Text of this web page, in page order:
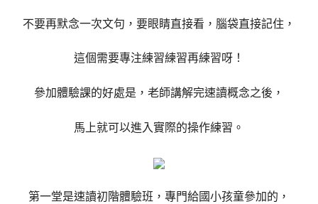
不要再默念一次文句，要眼睛直接看，腦袋直接記住，
這個需要專注練習練習再練習呀！
參加體驗課的好處是，老師講解完速讀概念之後，
馬上就可以進入實際的操作練習。
第一堂是速讀初階體驗班，專門給國小孩童參加的，